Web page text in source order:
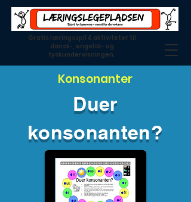
Gratis læringsspil & aktiviteter til
dansk-, engelsk- og
tyskundervisningen.
Konsonanter
Duer
konsonanten?